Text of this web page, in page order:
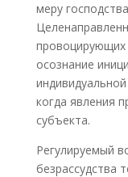
меру
провоцирующих
осознание
когда явления
субъекта.
Регулируемый
безрассудства